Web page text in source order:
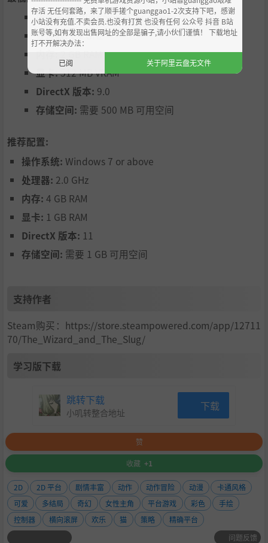
操作系统:Windows XP or above
处理器:1.7 GHz
显卡:512 MB VRAM
DirectX 版本: 9.0
存储空间: 需要 500 MB 可用空间
推荐配置:
操作系统: Windows 7 or above
处理器: 2.0 GHz
内存: 4 GB RAM
显卡: 1 GB RAM
DirectX 版本: 11
存储空间: 需要 1 GB 可用空间
支持作者
Steam购买：https://store.steampowered.com/app/12711
70/The_Wizard_and_The_Slug/
学习版下载
跳转下载
小叽转整合地址 下载
赞
收藏 +1
2D 2D 平台 剧情丰富 动作 动作冒险 动漫
卡通风格
可爱
多结局 奇幻 女性主角 平台游戏 彩色
手绘
控制器
横向滚屏 欢乐 猫 策略
精确平台
问题反馈
存活 无任何套路，来了顺手搓个guanggao1-2次支持下吧，感谢
小站没有充值.不卖会员.也没有打赏 也没有任何 公众号 抖音 B站
账号等,如有发现出售网址的全部是骗子,请小伙们谨慎！ 下载地址
打不开解决办法：
已阅
关于阿里云盘无文件